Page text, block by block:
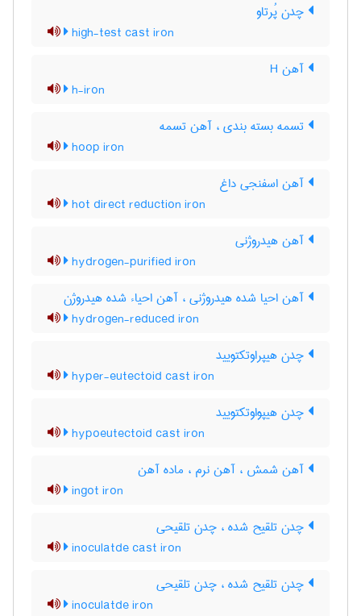
چدن پُرتاو
high-test cast iron
آهن H
h-iron
تسمه بسته بندی ، آهن تسمه
hoop iron
آهن اسفنجی داغ
hot direct reduction iron
آهن هیدروژنی
hydrogen-purified iron
آهن احیا شده هیدروژنی ، آهن احیاء شده هیدروژن
hydrogen-reduced iron
چدن هیپراوتکتویید
hyper-eutectoid cast iron
چدن هیپواوتکتویید
hypoeutectoid cast iron
آهن شمش ، آهن نرم ، ماده آهن
ingot iron
چدن تلقیح شده ، چدن تلقیحی
inoculatde cast iron
چدن تلقیح شده ، چدن تلقیحی
inoculatde iron